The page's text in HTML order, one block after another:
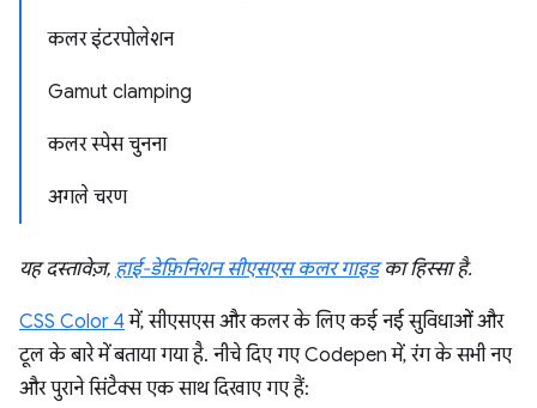
कलर इंटरपोलेशन
Gamut clamping
कलर स्पेस चुनना
अगले चरण
यह दस्तावेज़, हाई-डेफ़िनिशन सीएसएस कलर गाइडका हिस्सा है.
CSS Color 4में, सीएसएस और कलर के लिए कई नई सुविधाओं और
टूल के बारे में बताया गया है. नीचे दिए गए Codepen में, रंग के सभी नए
और पुराने सिंटैक्स एक साथ दिखाए गए हैं: